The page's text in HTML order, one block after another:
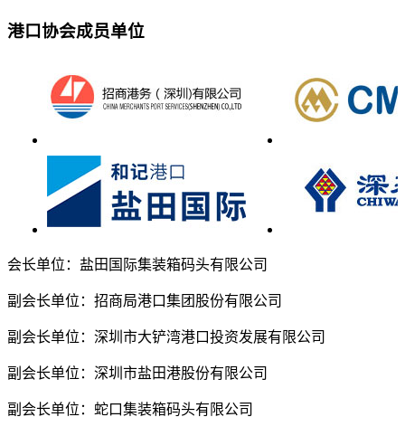
港口协会成员单位
会长单位：盐田国际集装箱码头有限公司
副会长单位：招商局港口集团股份有限公司
副会长单位：深圳市大铲湾港口投资发展有限公司
副会长单位：深圳市盐田港股份有限公司
副会长单位：蛇口集装箱码头有限公司